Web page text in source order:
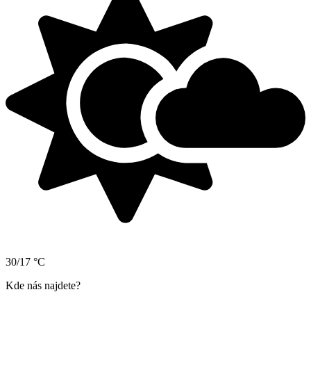
30/17 °C
Kde nás najdete?